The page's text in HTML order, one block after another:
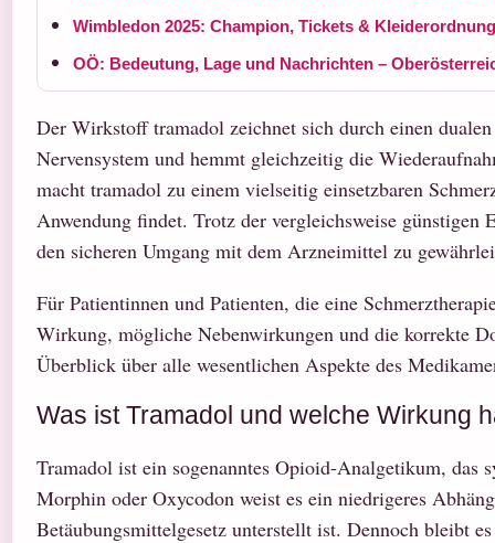
Wimbledon 2025: Champion, Tickets &
OÖ: Bedeutung, Lage und Nachrichten –
Der Wirkstoff tramadol zeichnet sich durch einen
Nervensystem und hemmt gleichzeitig die
macht tramadol zu einem vielseitig einsetzbaren
Anwendung findet. Trotz der vergleichsweise
den sicheren Umgang mit dem Arzneimittel zu
Für Patientinnen und Patienten, die eine
Wirkung, mögliche Nebenwirkungen und die korrekte
Überblick über alle wesentlichen Aspekte des
Was ist Tramadol und welche Wirkung
Tramadol ist ein sogenanntes Opioid-Analgetikum, das
Morphin oder Oxycodon weist es ein niedrigeres
Betäubungsmittelgesetz unterstellt ist. Dennoch bleibt